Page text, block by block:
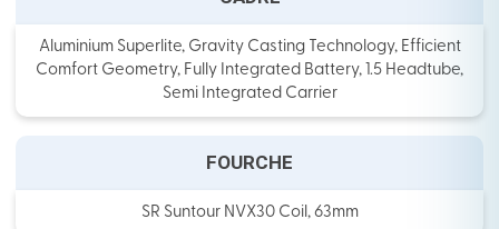
Aluminium Superlite, Gravity Casting Technology, Efficient
Comfort Geometry, Fully Integrated Battery, 1.5 Headtube,
Semi Integrated Carrier
FOURCHE
SR Suntour NVX30 Coil, 63mm